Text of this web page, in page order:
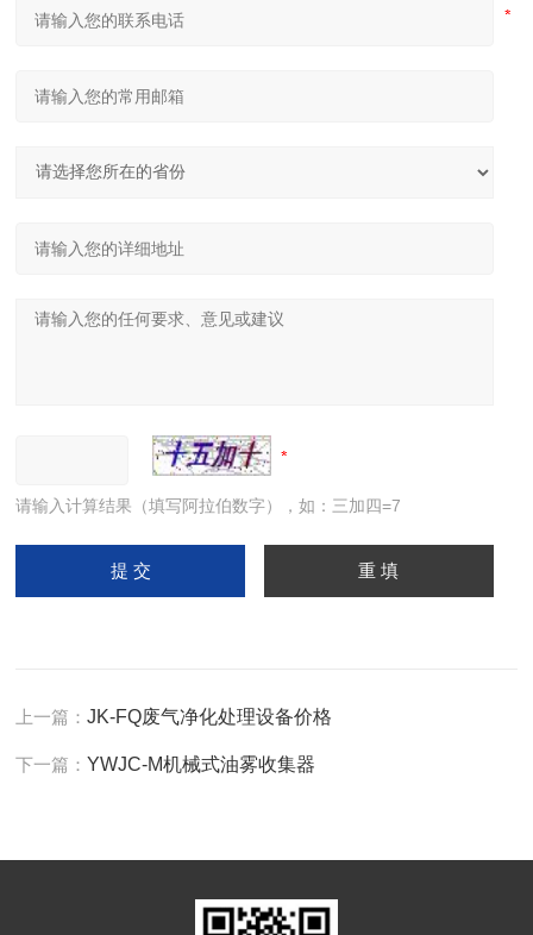
请输入计算结果（填写阿拉伯数字），如：三加四=7
上一篇：JK-FQ废气净化处理设备价格
下一篇：YWJC-M机械式油雾收集器